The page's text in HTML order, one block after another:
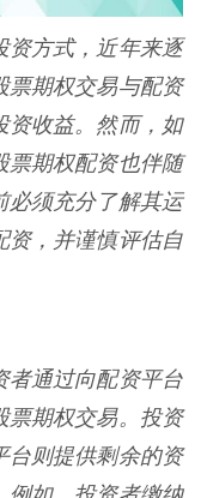
资方式，近年来逐
票期权交易与配资
资收益。然而，如
票期权配资也伴随
必须充分了解其运
资，并谨慎评估自
者通过向配资平台
票期权交易。投资
台则提供剩余的资